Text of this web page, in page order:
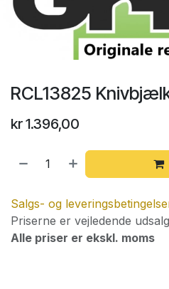
RCL13825
kr1.396,00
Salgs- og
Priserne er vejledende
Alle priser er ekskl. moms